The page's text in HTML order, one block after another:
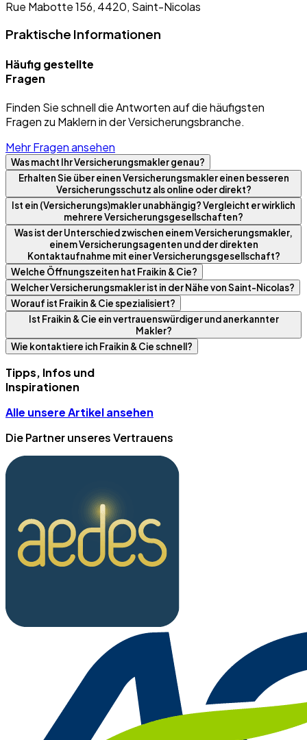
Rue Mabotte 156, 4420, Saint-Nicolas
Praktische Informationen
Häufig gestellte
Fragen
Finden Sie schnell die Antworten auf die häufigsten
Fragen zu Maklern in der Versicherungsbranche.
Mehr Fragen ansehen
Was macht Ihr Versicherungsmakler genau?
Erhalten Sie über einen Versicherungsmakler einen besseren
Versicherungsschutz als online oder direkt?
Ist ein (Versicherungs)makler unabhängig? Vergleicht er wirklich
mehrere Versicherungsgesellschaften?
Was ist der Unterschied zwischen einem Versicherungsmakler,
einem Versicherungsagenten und der direkten
Kontaktaufnahme mit einer Versicherungsgesellschaft?
Welche Öffnungszeiten hat Fraikin & Cie?
Welcher Versicherungsmakler ist in der Nähe von Saint-Nicolas?
Worauf ist Fraikin & Cie spezialisiert?
Ist Fraikin & Cie ein vertrauenswürdiger und anerkannter
Makler?
Wie kontaktiere ich Fraikin & Cie schnell?
Tipps, Infos und
Inspirationen
Alle unsere Artikel ansehen
Die Partner unseres Vertrauens